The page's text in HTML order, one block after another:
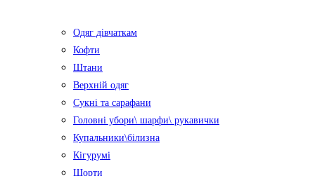
Одяг дівчаткам
Кофти
Штани
Верхній одяг
Сукні та сарафани
Головні убори\ шарфи\ рукавички
Купальники\білизна
Кігурумі
Шорти